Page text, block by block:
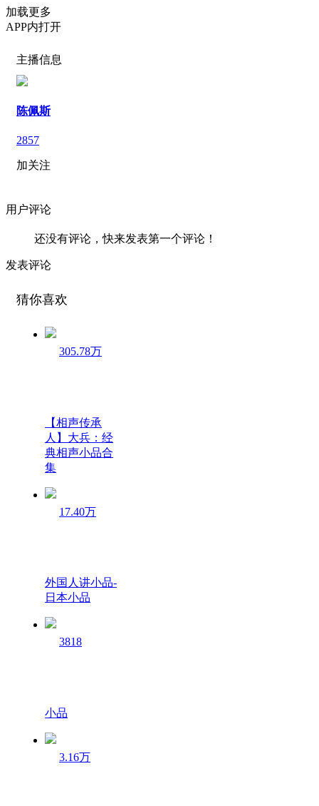
加载更多
APP内打开
主播信息
陈佩斯
2857
加关注
用户评论
还没有评论，快来发表第一个评论！
发表评论
猜你喜欢
305.78万
【相声传承
人】大兵：经
典相声小品合
集
17.40万
外国人讲小品-
日本小品
3818
小品
3.16万